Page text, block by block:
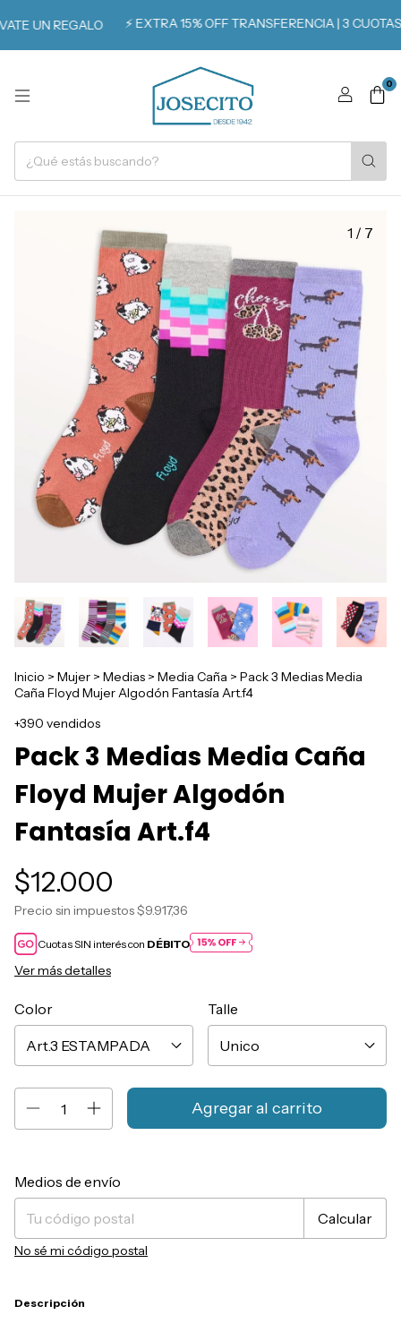
REGALO ⚡️ EXTRA 15% OFF TRANSFERENCIA | 3 CUOTAS SIN
0
1 / 7
Inicio > Mujer > Medias > Media Caña > Pack 3 Medias Media
Caña Floyd Mujer Algodón Fantasía Art.f4
+390 vendidos
Pack 3 Medias Media Caña
Floyd Mujer Algodón
Fantasía Art.f4
$12.000
Precio sin impuestos$9.917,36
Cuotas SIN interés con DÉBITO
Ver más detalles
Color Talle
Entregas para el CP:
Medios de envío
Calcular
No sé mi código postal
Descripción